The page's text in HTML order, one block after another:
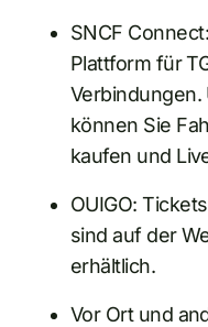
SNCF
Plattform für
Verbindungen.
können Sie
kaufen und
OUIGO:
sind auf der
erhältlich.
Vor Ort und